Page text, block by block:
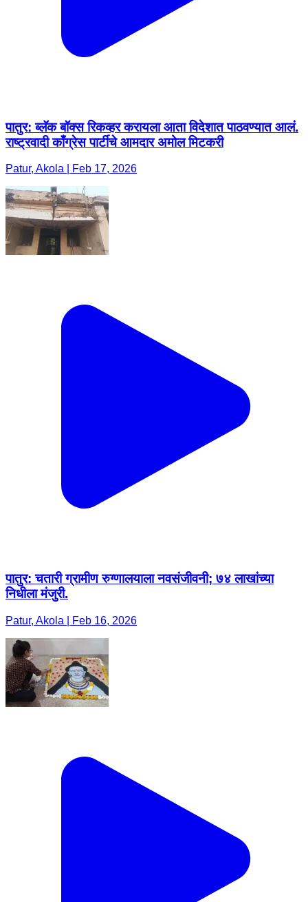
पातुर: ब्लॅक बॉक्स रिकव्हर करायला आता विदेशात पाठवण्यात आलं.
राष्ट्रवादी काँग्रेस पार्टीचे आमदार अमोल मिटकरी
Patur, Akola | Feb 17, 2026
पातुर: चतारी ग्रामीण रुग्णालयाला नवसंजीवनी; ७४ लाखांच्या
निधीला मंजुरी.
Patur, Akola | Feb 16, 2026